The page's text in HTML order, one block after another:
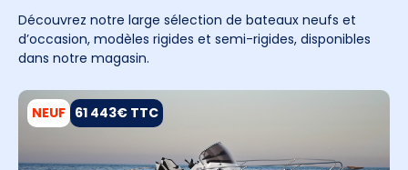
Découvrez notre large sélection de bateaux neufs et
d’occasion, modèles rigides et semi-rigides, disponibles
dans notre magasin.
NEUF 61 443€ TTC